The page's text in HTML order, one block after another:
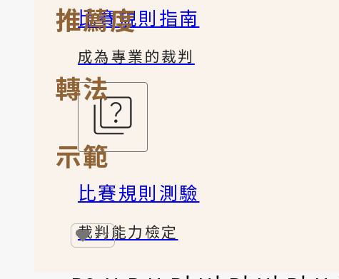
比賽規則指南
成為專業的裁判
比賽規則測驗
裁判能力檢定
推薦度
轉法
示範
+7